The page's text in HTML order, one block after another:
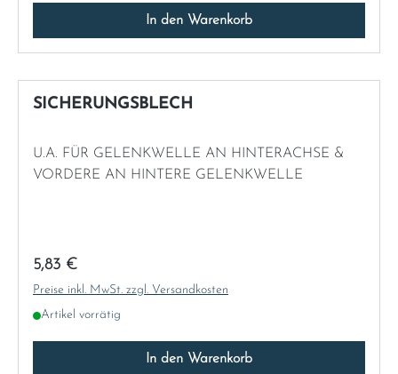
In den Warenkorb
SICHERUNGSBLECH
U.A. FÜR GELENKWELLE AN HINTERACHSE &
VORDERE AN HINTERE GELENKWELLE
Regulärer Preis:
5,83 €
Preise inkl. MwSt. zzgl. Versandkosten
Artikel vorrätig
In den Warenkorb